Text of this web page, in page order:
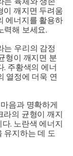
이 깨지면 두려움
에너지를 활용하
력해 보세요.
는 우리의 감정
형이 깨지면 분
. 주황색의 에너
열정에 더욱 연
음과 명확하게
라의 균형이 깨지
. 노란색 에너지
유지하는 데 도